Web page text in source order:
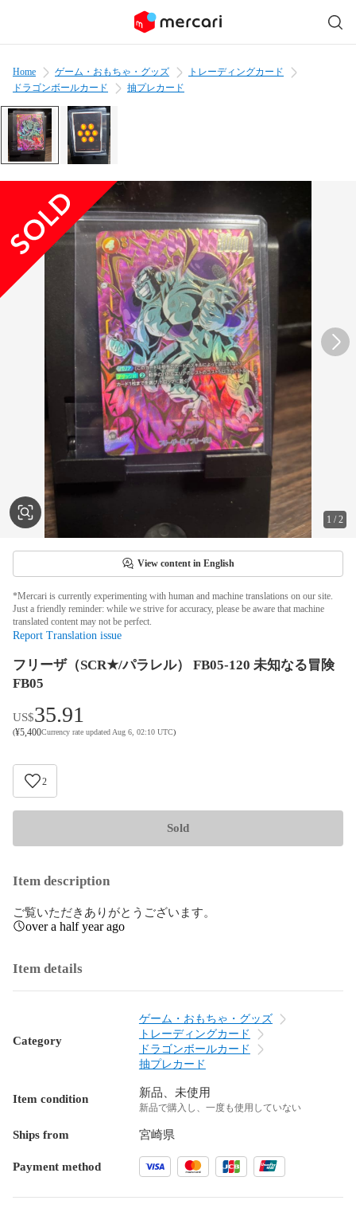
Home ゲーム・おもちゃ・グッズ
トレーディングカード
ドラゴンボールカード
抽プレカード
1 /2
View content in English
*Mercari is currently experimenting with human and machine translations on our site.
Just a friendly reminder: while we strive for accuracy, please be aware that machine
translated content may not be perfect.
Report Translation issue
フリーザ（SCR★/パラレル） FB05-120 未知なる冒険
FB05
US$35.91
(¥5,400Currency rate updated Aug 6, 02:10 UTC)
2
Sold
Item description
ご覧いただきありがとうございます。
over a half year ago
Item details
Category
ゲーム・おもちゃ・グッズ
トレーディングカード
ドラゴンボールカード
抽プレカード
Item condition 新品、未使用
新品で購入し、一度も使用していない
Ships from 宮崎県
Payment method